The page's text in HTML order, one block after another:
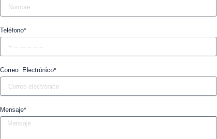
Teléfono*
Correo Electrónico*
Mensaje*